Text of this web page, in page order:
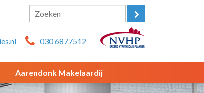
030 6877512
Aarendonk Makelaardij